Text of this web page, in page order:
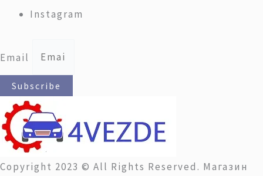
Instagram
Email
Subscribe
Copyright 2023 © All Rights Reserved. Магазин